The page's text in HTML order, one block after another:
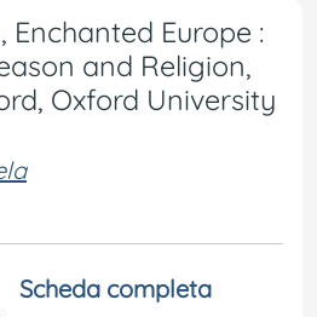
Enchanted Europe :
and Religion,
Oxford University
Scheda completa